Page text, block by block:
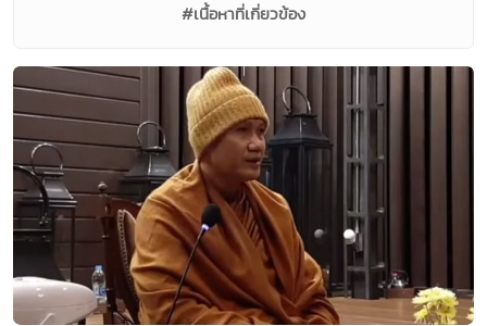
#เนื้อหาที่เกี่ยวข้อง